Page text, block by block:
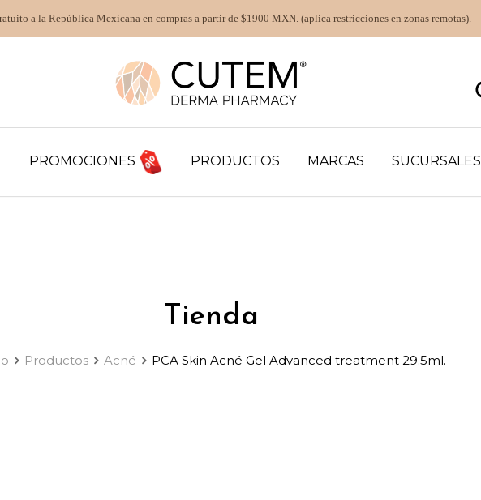
a la República Mexicana en compras a partir de $1900 MXN. (aplica restricciones en zonas remotas).
PROMOCIONES PRODUCTOS MARCAS SUCURSALES
Tienda
Productos Acné PCA Skin Acné Gel Advanced treatment 29.5ml.